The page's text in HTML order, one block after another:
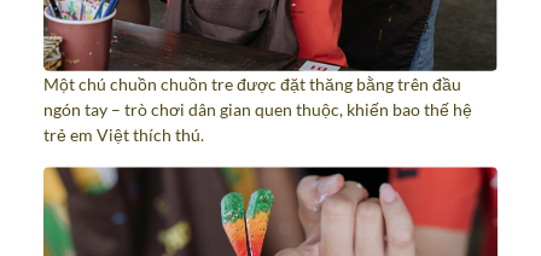
Một chú chuồn chuồn tre được đặt thăng bằng trên đầu
ngón tay – trò chơi dân gian quen thuộc, khiến bao thế hệ
trẻ em Việt thích thú.